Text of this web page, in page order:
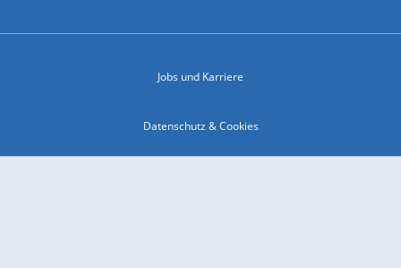
Jobs und Karriere
Datenschutz & Cookies